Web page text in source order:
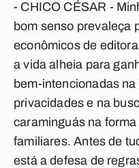
- CHICO CÉSAR -
bom senso prevaleça
econômicos de
a vida alheia para
bem-intencionadas
privacidades e na
caraminguás na
familiares. Antes de
está a defesa de